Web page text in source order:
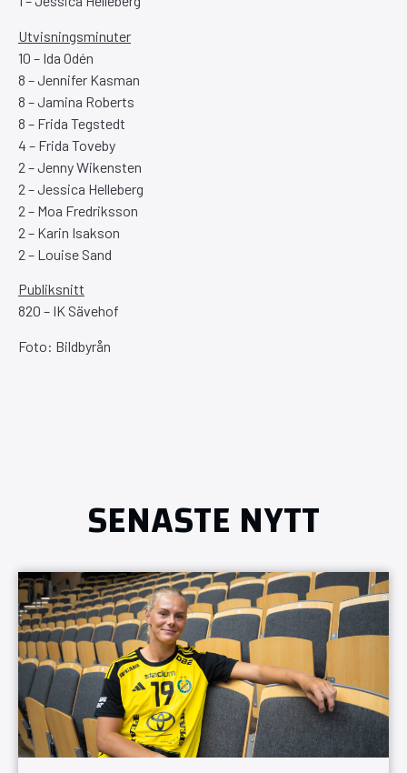
Utvisningsminuter
10 – Ida Odén
8 – Jennifer Kasman
8 – Jamina Roberts
8 – Frida Tegstedt
4 – Frida Toveby
2 – Jenny Wikensten
2 – Jessica Helleberg
2 – Moa Fredriksson
2 – Karin Isakson
2 – Louise Sand
Publiksnitt
820 – IK Sävehof
Foto: Bildbyrån
SENASTE NYTT